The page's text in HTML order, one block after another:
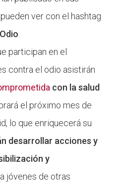
ver con el hashtag
participan en el
contra el odio asistirán
con la salud
el próximo mes de
lo que enriquecerá su
desarrollar acciones y
y
jóvenes de otras